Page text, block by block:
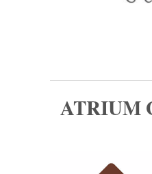
ATRIUM